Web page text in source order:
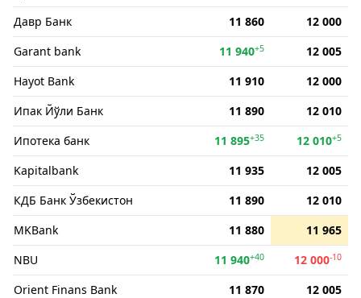
Давр Банк
11 860
12 000
Garant bank
11 940+5
12 005
Hayot Bank
11 910
12 000
Ипак Йўли Банк
11 890
12 010
Ипотека банк
11 895+35 12 010+5
Kapitalbank 11 935
12 005
КДБ Банк Ўзбекистон
11 890
12 010
MKBank
11 880
11 965
NBU
11 940+40 12 000-10
Orient Finans Bank 11 870 12 005